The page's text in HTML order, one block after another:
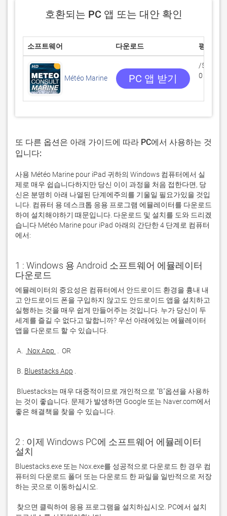
호환되는 PC 앱 또는 대안 확인
소프트웨어 다운로드 평점
Météo Marine PC 앱 받기
/5
0 리뷰
또 다른 옵션은 아래 가이드에 따라 PC에서 사용하는 것
입니다:
사용 Météo Marine pour iPad 귀하의 Windows 컴퓨터에서 실
제로 매우 쉽습니다하지만 당신 이이 과정을 처음 접한다면, 당
신은 분명히 아래 나열된 단계에주의를 기울일 필요가있을 것입
니다. 컴퓨터 용 데스크톱 응용 프로그램 에뮬레이터를 다운로드
하여 설치해야하기 때문입니다. 다운로드 및 설치를 도와 드리겠
습니다 Météo Marine pour iPad 아래의 간단한 4 단계로 컴퓨터
에서:
1 : Windows 용 Android 소프트웨어 에뮬레이터
다운로드
에뮬레이터의 중요성은 컴퓨터에서 안드로이드 환경을 흉내 내
고 안드로이드 폰을 구입하지 않고도 안드로이드 앱을 설치하고
실행하는 것을 매우 쉽게 만들어주는 것입니다. 누가 당신이 두
세계를 즐길 수 없다고 말합니까? 우선 아래에있는 에뮬레이터
A. Nox App
B. Bluestacks App
는 것이 좋습니다. 문제가 발생하면 Google 또는 Naver.com에서
좋은 해결책을 찾을 수 있습니다.
2 : 이제 Windows PC에 소프트웨어 에뮬레이터
설치
Bluestacks.exe 또는 Nox.exe를 성공적으로 다운로드 한 경우 컴
퓨터의 다운로드 폴더 또는 다운로드 한 파일을 일반적으로 저장